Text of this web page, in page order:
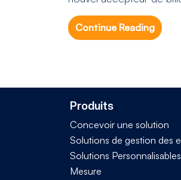
Continue Reading
Produits
Concevoir une solution
Solutions de gestion des
Solutions
Mesure